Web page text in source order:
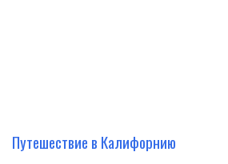
Путешествие в Калифорнию